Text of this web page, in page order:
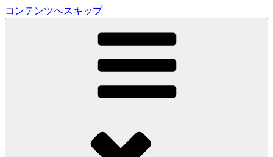
コンテンツへスキップ
LA VILLA ROUGE Blog